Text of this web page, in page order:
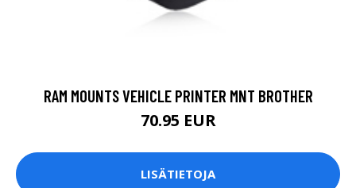
RAM MOUNTS VEHICLE PRINTER MNT BROTHER
70.95 EUR
LISÄTIETOJA